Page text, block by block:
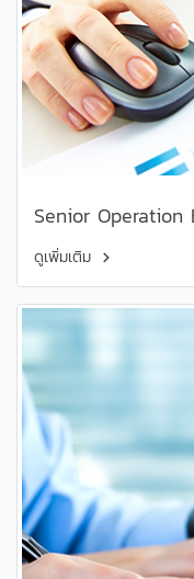
Senior Operation
ดูเพิ่มเติม